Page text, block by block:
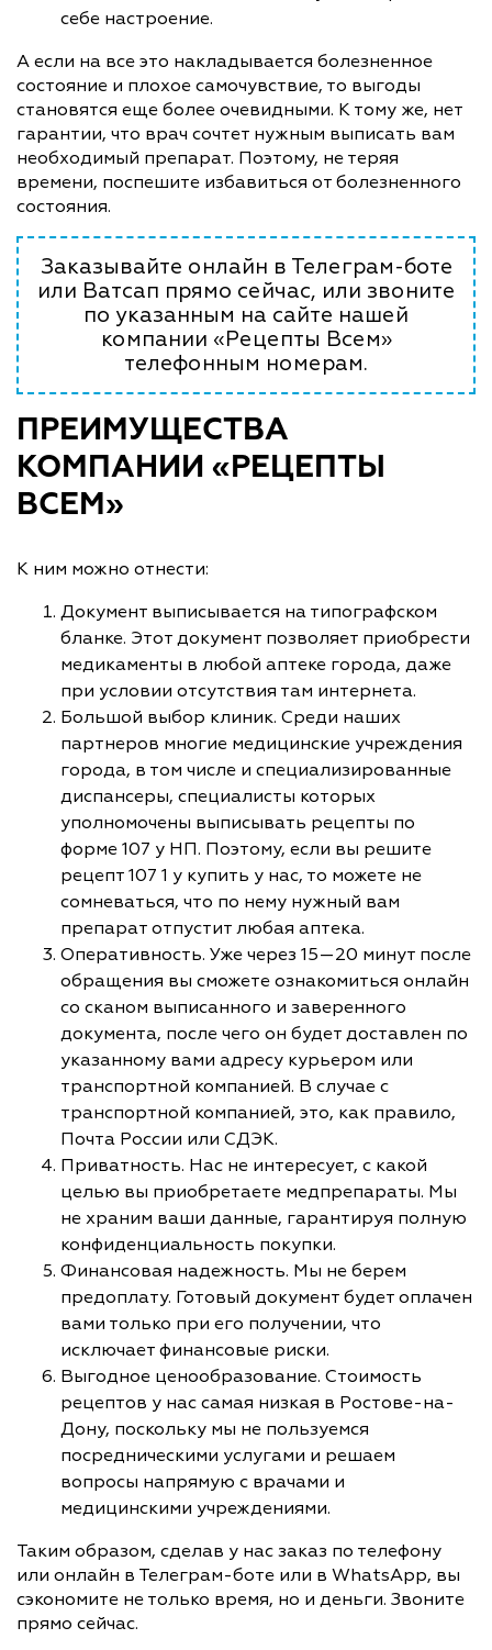
себе настроение.
А если на все это накладывается болезненное
состояние и плохое самочувствие, то выгоды
становятся еще более очевидными. К тому же, нет
гарантии, что врач сочтет нужным выписать вам
необходимый препарат. Поэтому, не теряя
времени, поспешите избавиться от болезненного
состояния.
Заказывайте онлайн в Телеграм-боте
или Ватсап прямо сейчас, или звоните
по указанным на сайте нашей
компании «Рецепты Всем»
телефонным номерам.
ПРЕИМУЩЕСТВА
КОМПАНИИ «РЕЦЕПТЫ
ВСЕМ»
К ним можно отнести:
Документ выписывается на типографском
бланке. Этот документ позволяет приобрести
медикаменты в любой аптеке города, даже
при условии отсутствия там интернета.
Большой выбор клиник. Среди наших
партнеров многие медицинские учреждения
города, в том числе и специализированные
диспансеры, специалисты которых
уполномочены выписывать рецепты по
форме 107 у НП. Поэтому, если вы решите
рецепт 107 1 у купить у нас, то можете не
сомневаться, что по нему нужный вам
препарат отпустит любая аптека.
Оперативность. Уже через 15—20 минут после
обращения вы сможете ознакомиться онлайн
со сканом выписанного и заверенного
документа, после чего он будет доставлен по
указанному вами адресу курьером или
транспортной компанией. В случае с
транспортной компанией, это, как правило,
Почта России или СДЭК.
Приватность. Нас не интересует, с какой
целью вы приобретаете медпрепараты. Мы
не храним ваши данные, гарантируя полную
конфиденциальность покупки.
Финансовая надежность. Мы не берем
предоплату. Готовый документ будет оплачен
вами только при его получении, что
исключает финансовые риски.
Выгодное ценообразование. Стоимость
рецептов у нас самая низкая в Ростове-на-
Дону, поскольку мы не пользуемся
посредническими услугами и решаем
вопросы напрямую с врачами и
медицинскими учреждениями.
Таким образом, сделав у нас заказ по телефону
или онлайн в Телеграм-боте или в WhatsApp, вы
сэкономите не только время, но и деньги. Звоните
прямо сейчас.